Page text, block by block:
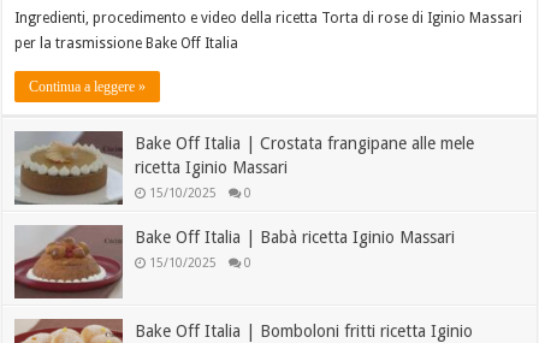
Ingredienti, procedimento e video della ricetta Torta di rose di Iginio Massari
per la trasmissione Bake Off Italia
Continua a leggere »
Bake Off Italia | Crostata frangipane alle mele
ricetta Iginio Massari
15/10/2025 0
Bake Off Italia | Babà ricetta Iginio Massari
15/10/2025 0
Bake Off Italia | Bomboloni fritti ricetta Iginio